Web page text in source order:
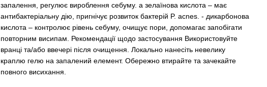
запалення, регулює вироблення себуму. а зелаїнова кислота – має
антибактеріальну дію, пригнічує розвиток бактерій P. acnes. - дикарбонова
кислота – контролює рівень себуму, очищує пори, допомагає запобігати
повторним висипам. Рекомендації щодо застосування Використовуйте
вранці та/або ввечері після очищення. Локально нанесіть невелику
краплю гелю на запалений елемент. Обережно втирайте та зачекайте
повного висихання.